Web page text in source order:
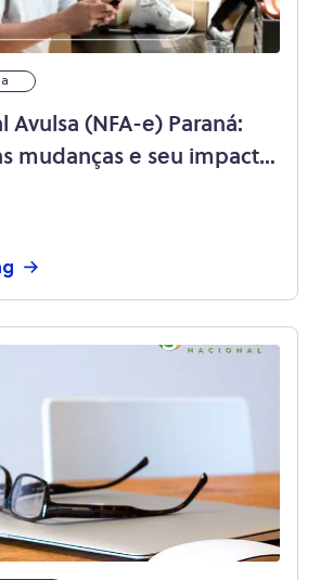
Avulsa (NFA-e) Paraná:
mudanças e seu impacto